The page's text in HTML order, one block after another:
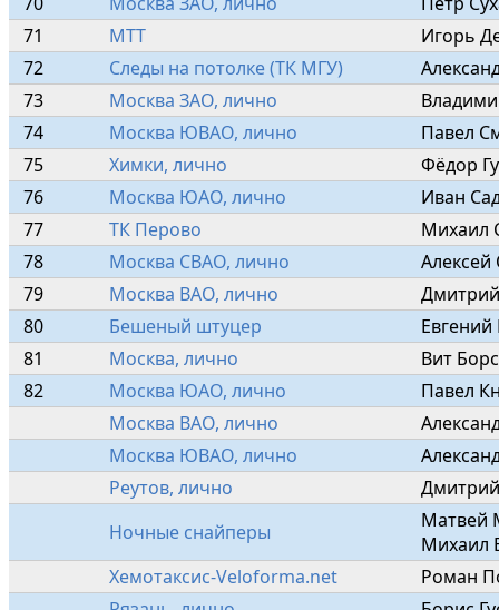
71
МТТ
Игорь
72
Следы на потолке (ТК МГУ)
73
Москва ЗАО, лично
74
Москва ЮВАО, лично
Павел
75
Химки, лично
Фёдор
76
Москва ЮАО, лично
Иван
77
ТК Перово
Михаил
78
Москва СВАО, лично
79
Москва ВАО, лично
80
Бешеный штуцер
81
Москва, лично
Вит
82
Москва ЮАО, лично
Павел
Москва ВАО, лично
Москва ЮВАО, лично
Реутов, лично
Ночные снайперы
Матвей
Михаил
Хемотаксис-Veloforma.net
Роман